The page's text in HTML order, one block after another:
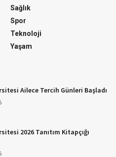
Sağlık
Spor
Teknoloji
Yaşam
Ailece Tercih Günleri Başladı
2026 Tanıtım Kitapçığı